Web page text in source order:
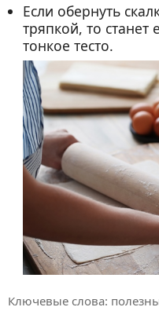
Если обернуть
тряпкой, то станет
тонкое тесто.
Ключевые слова: